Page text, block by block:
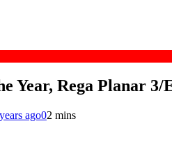
Year, Rega Planar 3/
ago02 mins